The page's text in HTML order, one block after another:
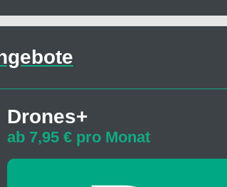
Drones+
ab 7,95 € pro Monat